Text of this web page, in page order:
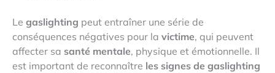
Le gaslighting peut entraîner une série de
conséquences négatives pour la victime, qui peuvent
affecter sa santé mentale, physique et émotionnelle. Il
est important de reconnaître les signes de gaslighting